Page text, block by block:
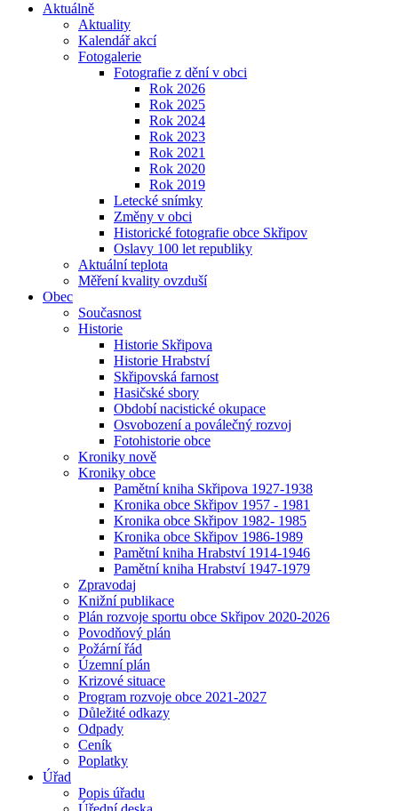
Aktuálně
Aktuality
Kalendář akcí
Fotogalerie
Fotografie z dění v obci
Rok 2026
Rok 2025
Rok 2024
Rok 2023
Rok 2021
Rok 2020
Rok 2019
Letecké snímky
Změny v obci
Historické fotografie obce Skřipov
Oslavy 100 let republiky
Aktuální teplota
Měření kvality ovzduší
Obec
Současnost
Historie
Historie Skřipova
Historie Hrabství
Skřipovská farnost
Hasičské sbory
Období nacistické okupace
Osvobození a poválečný rozvoj
Fotohistorie obce
Kroniky nově
Kroniky obce
Pamětní kniha Skřipova 1927-1938
Kronika obce Skřipov 1957 - 1981
Kronika obce Skřipov 1982- 1985
Kronika obce Skřipov 1986-1989
Pamětní kniha Hrabství 1914-1946
Pamětní kniha Hrabství 1947-1979
Zpravodaj
Knižní publikace
Plán rozvoje sportu obce Skřipov 2020-2026
Povodňový plán
Požární řád
Územní plán
Krizové situace
Program rozvoje obce 2021-2027
Důležité odkazy
Odpady
Ceník
Poplatky
Úřad
Popis úřadu